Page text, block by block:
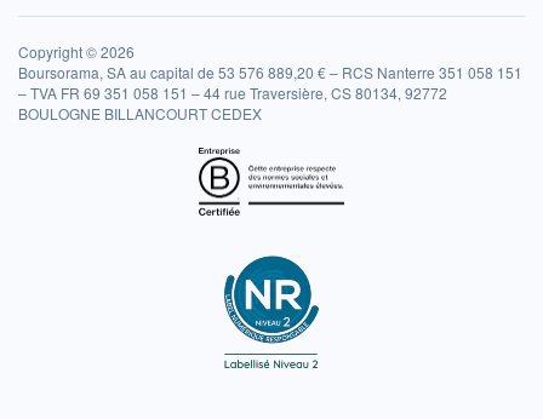
Copyright © 2026
Boursorama, SA au capital de 53 576 889,20 € – RCS Nanterre 351 058 151
– TVA FR 69 351 058 151 – 44 rue Traversière, CS 80134, 92772
BOULOGNE BILLANCOURT CEDEX